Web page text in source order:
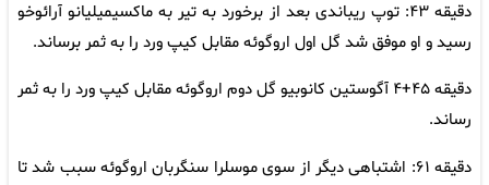
دقیقه ۴۳: توپ ریباندی بعد از برخورد به تیر به ماکسیمیلیانو آرائوخو
رسید و او موفق شد گل اول اروگوئه مقابل کیپ ورد را به ثمر برساند.
دقیقه ۴۵+۴ آگوستین کانوبیو گل دوم اروگوئه مقابل کیپ ورد را به ثمر
رساند.
دقیقه ۶۱: اشتباهی دیگر از سوی موسلرا سنگربان اروگوئه سبب شد تا